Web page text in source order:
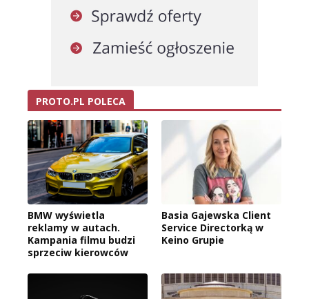
PROTO.PL POLECA
BMW wyświetla
reklamy w autach.
Kampania filmu budzi
sprzeciw kierowców
Basia Gajewska Client
Service Directorką w
Keino Grupie